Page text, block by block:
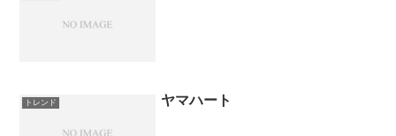
トレンド ヤマハート